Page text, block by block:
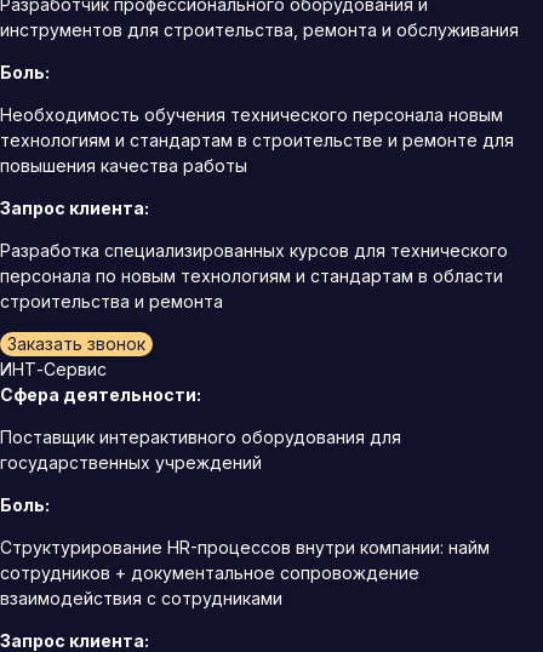
Разработчик профессионального оборудования и
инструментов для строительства, ремонта и обслуживания
Боль:
Необходимость обучения технического персонала новым
технологиям и стандартам в строительстве и ремонте для
повышения качества работы
Запрос клиента:
Разработка специализированных курсов для технического
персонала по новым технологиям и стандартам в области
строительства и ремонта
Заказать звонок
ИНТ-Сервис
Сфера деятельности:
Поставщик интерактивного оборудования для
государственных учреждений
Боль:
Структурирование HR-процессов внутри компании: найм
сотрудников + документальное сопровождение
взаимодействия с сотрудниками
Запрос клиента: